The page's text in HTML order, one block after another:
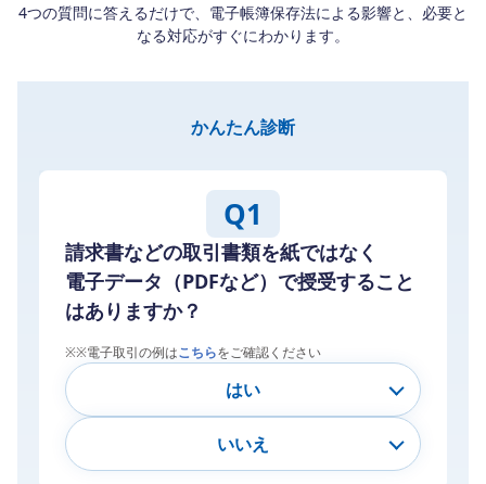
4つの質問に答えるだけで、電子帳簿保存法による影響と、必要と
なる対応がすぐにわかります。
かんたん診断
Q1
請求書などの取引書類を紙ではなく
電子データ（PDFなど）で授受すること
はありますか？
※※電子取引の例はこちらをご確認ください
はい
いいえ